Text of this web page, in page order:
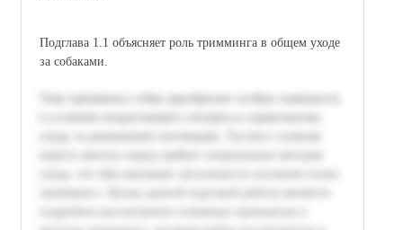
Подглава 1.1 объясняет роль тримминга в общем уходе
за собаками.